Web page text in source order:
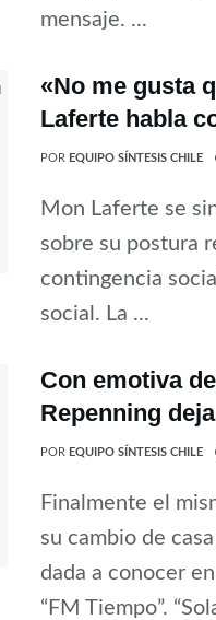
mensaje. ...
«No me gusta
Laferte habla
POR EQUIPO SÍNTESIS CHILE
Mon Laferte se
sobre su postura
contingencia
social. La ...
Con emotiva
Repenning
POR EQUIPO SÍNTESIS CHILE
Finalmente el
su cambio de
dada a conocer
“FM Tiempo”.